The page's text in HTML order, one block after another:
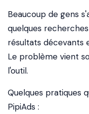
Beaucoup de gens
quelques
résultats décevants
Le problème vient
l'outil.
Quelques pratiques
PipiAds :